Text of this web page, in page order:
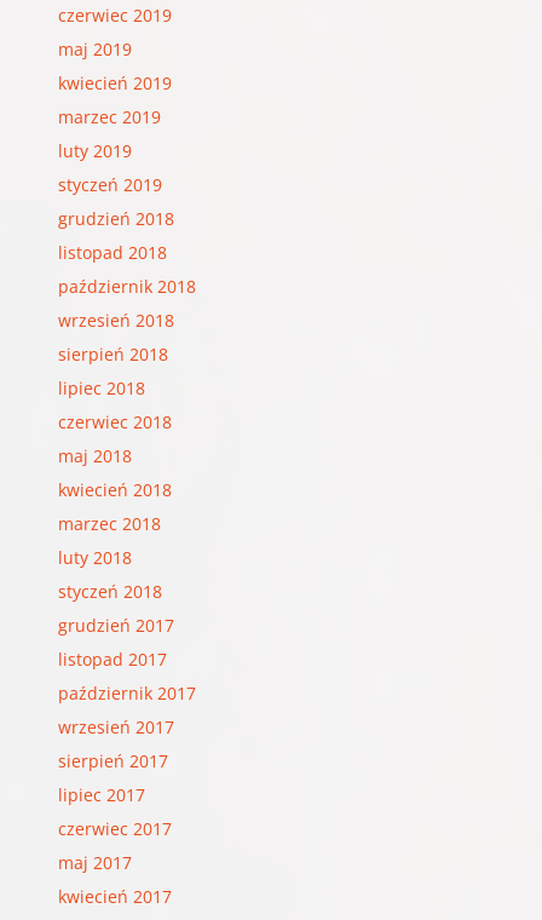
czerwiec 2019
maj 2019
kwiecień 2019
marzec 2019
luty 2019
styczeń 2019
grudzień 2018
listopad 2018
październik 2018
wrzesień 2018
sierpień 2018
lipiec 2018
czerwiec 2018
maj 2018
kwiecień 2018
marzec 2018
luty 2018
styczeń 2018
grudzień 2017
listopad 2017
październik 2017
wrzesień 2017
sierpień 2017
lipiec 2017
czerwiec 2017
maj 2017
kwiecień 2017